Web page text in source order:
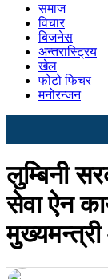
समाज
विचार
बिजनेस
अन्तरास्ट्रिय
खेल
फोटो फिचर
मनोरन्जन
लुम्बिनी
सेवा ऐन
मुख्यमन्त्री